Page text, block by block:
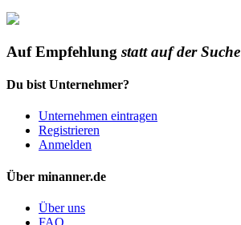
Auf Empfehlung statt auf der Suche
Du bist Unternehmer?
Unternehmen eintragen
Registrieren
Anmelden
Über minanner.de
Über uns
FAQ